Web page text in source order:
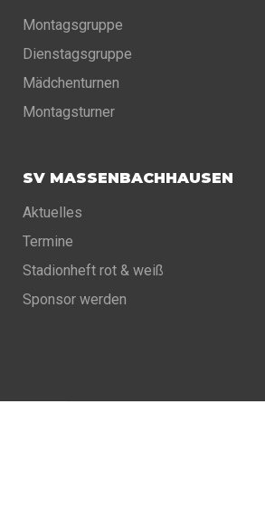
Montagsgruppe
Dienstagsgruppe
Mädchenturnen
Montagsturner
SV MASSENBACHHAUSEN
Aktuelles
Termine
Stadionheft rot & weiß
Sponsor werden